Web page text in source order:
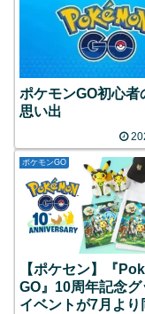
ポケモンGO初心者
思い出
ポケモンGO
【ポケセン】『
GO』10周年記念グ
イベントが7月より